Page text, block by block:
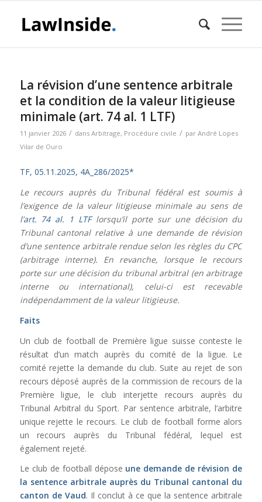
La révision d’une sentence arbitrale
et la condition de la valeur litigieuse
minimale (art. 74 al. 1 LTF)
11 janvier 2026 / dans Arbitrage, Procédure civile / par André Lopes
Vilar de Ouro
TF, 05.11.2025, 4A_286/2025*
Le recours auprès du Tribunal fédéral est soumis à
l’exigence de la valeur litigieuse minimale au sens de
l’art. 74 al. 1 LTFlorsqu’il porte sur une décision du
Tribunal cantonal relative à une demande de révision
d’une sentence arbitrale rendue selon les règles du CPC
(arbitrage interne). En revanche, lorsque le recours
porte sur une décision du tribunal arbitral (en arbitrage
interne ou international), celui-ci est recevable
indépendamment de la valeur litigieuse.
Faits
Un club de football de Première ligue suisse conteste le
résultat d’un match auprès du comité de la ligue. Le
comité rejette la demande du club. Suite au rejet de son
recours déposé auprès de la commission de recours de la
Première ligue, le club interjette recours auprès du
Tribunal Arbitral du Sport. Par sentence arbitrale, l’arbitre
unique rejette le recours. Le club de football forme alors
un recours auprès du Tribunal fédéral, lequel est
également rejeté.
Le club de football dépose une demande de révision de
la sentence arbitrale auprès du Tribunal cantonal du
canton de Vaud. Il conclut à ce que la sentence arbitrale